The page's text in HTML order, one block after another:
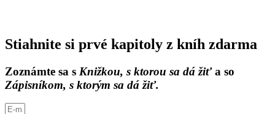
Stiahnite si prvé kapitoly z kníh zdarma
Zoznámte sa s Knižkou, s ktorou sa dá žiťa so
Zápisníkom, s ktorým sa dá žiť.